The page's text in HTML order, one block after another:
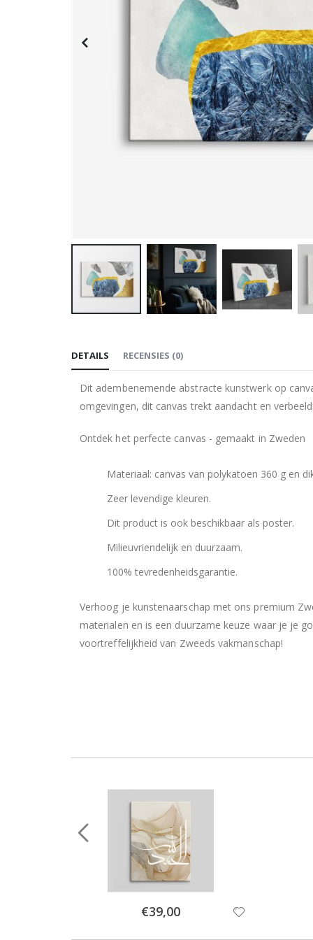
het
van
de
gallerij
DETAILS
Dit adembenemende abstracte kunstwerk op
omgevingen, dit canvas trekt aandacht en
Ontdek het perfecte canvas - gemaakt in Zweden
Materiaal: canvas van polykatoen 360 g en
Zeer levendige kleuren.
Dit product is ook beschikbaar als poster.
Milieuvriendelijk en duurzaam.
100% tevredenheidsgarantie.
Verhoog je kunstenaarschap met ons premium
materialen en is een duurzame keuze waar je je
voortreffelijkheid van Zweeds vakmanschap!
RECENSIES (0)
Special
Price
€39,00